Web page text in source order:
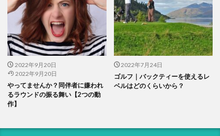
2022年9月20日
2022年9月20日
やってませんか？同伴者に嫌われ
るラウンドの振る舞い【2つの動
作】
2022年7月24日
ゴルフ｜バックティーを使えるレ
ベルはどのくらいから？